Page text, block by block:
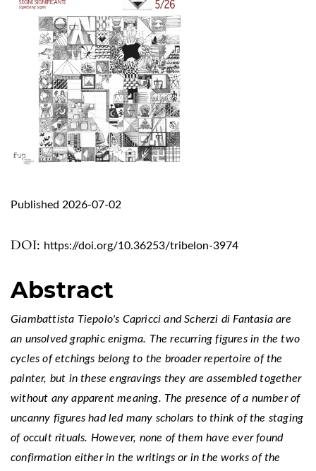
DOI: https://doi.org/10.36253/tribelon-3974
Published 2026-07-02
Abstract
Giambattista Tiepolo's Capricci and Scherzi di Fantasia are
an unsolved graphic enigma. The recurring figures in the two
cycles of etchings belong to the broader repertoire of the
painter, but in these engravings they are assembled together
without any apparent meaning. The presence of a number of
uncanny figures had led many scholars to think of the staging
of occult rituals. However, none of them have ever found
confirmation either in the writings or in the works of the